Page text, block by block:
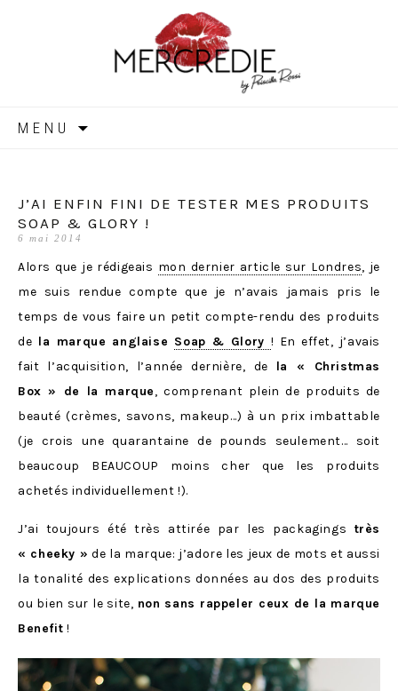
MERCREDIE
MENU
J’AI ENFIN FINI DE TESTER MES PRODUITS
SOAP & GLORY !
6 mai 2014
Alors que je rédigeais mon dernier article sur Londres, je
me suis rendue compte que je n’avais jamais pris le
temps de vous faire un petit compte-rendu des produits
de la marque anglaise Soap & Glory ! En effet, j’avais
fait l’acquisition, l’année dernière, de la « Christmas
Box » de la marque, comprenant plein de produits de
beauté (crèmes, savons, makeup…) à un prix imbattable
(je crois une quarantaine de pounds seulement… soit
beaucoup BEAUCOUP moins cher que les produits
achetés individuellement !).
J’ai toujours été très attirée par les packagings très
« cheeky » de la marque: j’adore les jeux de mots et aussi
la tonalité des explications données au dos des produits
ou bien sur le site, non sans rappeler ceux de la marque
Benefit !